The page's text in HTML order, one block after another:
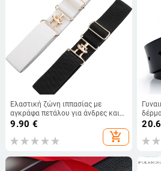
Ελαστική ζώνη ιππασίας με
αγκράφα πετάλου για άνδρες και
γυναίκες, απευθείας από το
9.90 €
add_shopping_cart